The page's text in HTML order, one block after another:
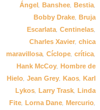
Ángel Banshee Bestia
Bobby Drake Bruja
Escarlata Centinelas
Charles Xavier chica
maravillosa Cíclope crítica
Hank McCoy Hombre de
Hielo Jean Grey Kaos Karl
Lykos Larry Trask Linda
Fite Lorna Dane Mercurio